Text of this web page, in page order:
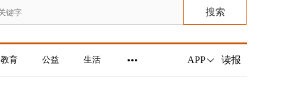
搜索
教育 公益 生活 APP 读报